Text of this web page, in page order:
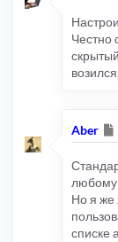
Честно
Aber
любому
Но я же
списке